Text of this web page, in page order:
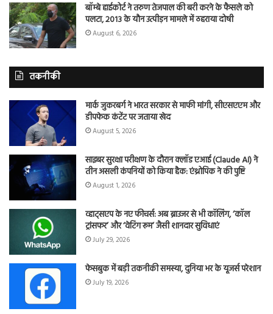
बॉम्बे हाईकोर्ट ने तरुण तेजपाल की बरी करने के फैसले को
पलटा, 2013 के यौन उत्पीड़न मामले में ठहराया दोषी
August 6, 2026
तकनीकी
मार्क जुकरबर्ग ने भारत सरकार से माफी मांगी, सीएसएएम और
डीपफेक कंटेंट पर जताया खेद
August 5, 2026
साइबर सुरक्षा परीक्षण के दौरान क्लॉड एआई (Claude AI) ने
तीन असली कंपनियों को किया हैक: एंथ्रोपिक ने की पुष्टि
August 1, 2026
व्हाट्सएप के नए फीचर्स: अब ब्राउजर से भी कॉलिंग, ‘कॉल
ट्रांसफर’ और ‘वेटिंग रूम’ जैसी शानदार सुविधाएं
July 29, 2026
फेसबुक में बड़ी तकनीकी समस्या, दुनिया भर के यूजर्स परेशान
July 19, 2026